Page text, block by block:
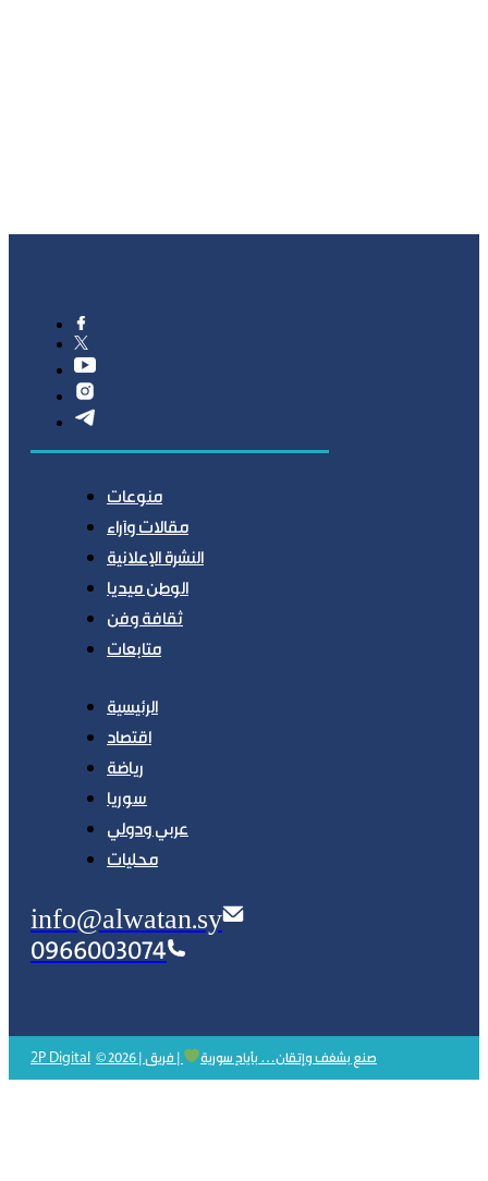
منوعات
مقالات وآراء
النشرة الإعلانية
الوطن ميديا
ثقافة وفن
متابعات
الرئيسية
اقتصاد
رياضة
سوريا
عربي ودولي
محليات
info@alwatan.sy
0966003074
2P Digital © 2026 | صنع بشغف وإتقان… بأيادٍ سورية | فريق